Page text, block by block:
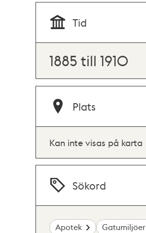
Tid
1885 till 1910
Plats
Kan inte visas på karta
Sökord
Apotek Gatumiljöer